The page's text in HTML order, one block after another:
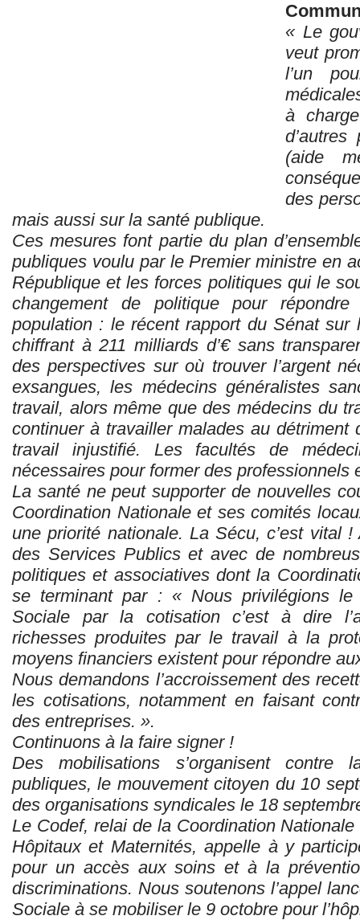
« Le
veut
l’un
à
d’autres
(aide
des
mais aussi sur la santé publique.
Ces mesures font partie du plan
publiques voulu par le Premier ministre en
République et les forces politiques qui le
changement de politique pour
population : le récent rapport du Sénat sur
chiffrant à 211 milliards d’€ sans
des perspectives sur où trouver l’argent
exsangues, les médecins généralistes
travail, alors même que des médecins du
continuer à travailler malades au détriment
travail injustifié. Les facultés de
nécessaires pour former des professionnels
La santé ne peut supporter de nouvelles
Coordination Nationale et ses comités
une priorité nationale. La Sécu, c’est vital !
des Services Publics et avec de
politiques et associatives dont la
se terminant par : « Nous privilégions le
Sociale par la cotisation c’est à dire
richesses produites par le travail à la
moyens financiers existent pour répondre
Nous demandons l’accroissement des
les cotisations, notamment en faisant
des entreprises. ».
Continuons à la faire signer !
Des mobilisations s’organisent contre
publiques, le mouvement citoyen du 10
des organisations syndicales le 18
Le Codef, relai de la Coordination
Hôpitaux et Maternités, appelle à y
pour un accès aux soins et à la
discriminations. Nous soutenons l’appel
Sociale à se mobiliser le 9 octobre pour